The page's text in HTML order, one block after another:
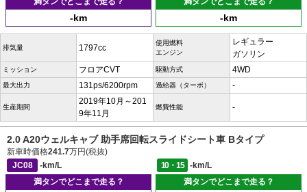
-km -km
排気量 1797cc
使用燃料
エンジン
レギュラー
ガソリン
ミッション フロアCVT 駆動方式 4WD
最大出力 131ps/6200rpm 過給器（ターボ） -
生産期間
2019年10月～201
9年11月
燃費性能 -
2.0 A20ウェルキャブ 助手席回転スライドシート車 Bタイプ
新車時価格241.7万円(税抜)
JC08
-km/L 10・15
-km/L
満タンでどこまで走る？
満タンでどこまで走る？